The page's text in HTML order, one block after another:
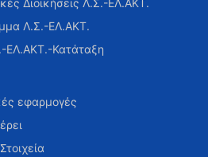
Διοικήσεις Λ.Σ.-ΕΛ.ΑΚΤ.
Λ.Σ.-ΕΛ.ΑΚΤ.
ΕΛ.ΑΚΤ.-Κατάταξη
εφαρμογές